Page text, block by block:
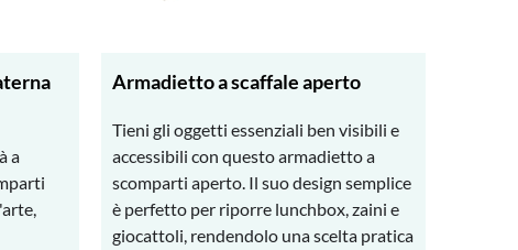
a
Armadietto a scaffale aperto
Tieni gli oggetti essenziali ben visibili e
accessibili con questo armadietto a
scomparti aperto. Il suo design semplice
è perfetto per riporre lunchbox, zaini e
giocattoli, rendendolo una scelta pratica